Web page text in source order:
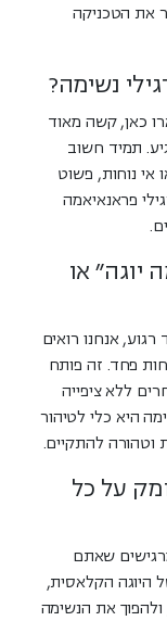
את הטכניקה
כאן, קשה מאוד
תמיד חשוב
נוחות, פשוט
פראנאיאמה
יוגה" או
אנחנו רואים
פחד. זה פותח
ללא ציפייה
היא כלי לטיהור
וטהורה להתקיים.
על כל
שאתם
היוגה הקלאסית,
את הנשימה